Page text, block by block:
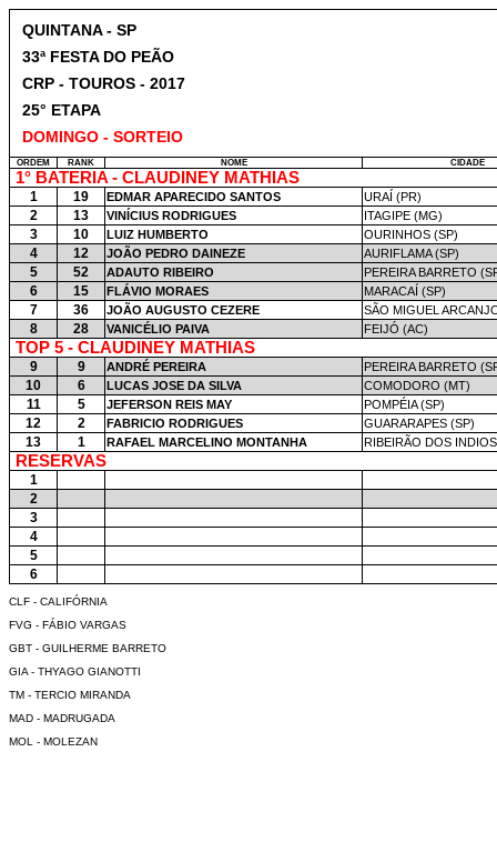
QUINTANA - SP
33ª FESTA DO PEÃO
CRP - TOUROS - 2017
25° ETAPA
DOMINGO - SORTEIO
ORDEM RANK NOME CIDADE
1° BATERIA - CLAUDINEY MATHIAS
1 19 EDMAR APARECIDO SANTOS URAÍ (PR)
2 13 VINÍCIUS RODRIGUES ITAGIPE (MG)
3 10 LUIZ HUMBERTO OURINHOS (SP)
4 12 JOÃO PEDRO DAINEZE AURIFLAMA (SP)
5 52 ADAUTO RIBEIRO PEREIRA BARRETO
6 15 FLÁVIO MORAES MARACAÍ (SP)
7 36 JOÃO AUGUSTO CEZERE SÃO MIGUEL
8 28 VANICÉLIO PAIVA FEIJÓ (AC)
TOP 5 - CLAUDINEY MATHIAS
9 9 ANDRÉ PEREIRA PEREIRA BARRETO
10 6 LUCAS JOSE DA SILVA COMODORO (MT)
11 5 JEFERSON REIS MAY POMPÉIA (SP)
12 2 FABRICIO RODRIGUES GUARARAPES (SP)
13 1 RAFAEL MARCELINO MONTANHA RIBEIRÃO DOS
RESERVAS
1
2
3
4
5
6
CLF - CALIFÓRNIA
FVG - FÁBIO VARGAS
GBT - GUILHERME BARRETO
GIA - THYAGO GIANOTTI
TM - TERCIO MIRANDA
MAD - MADRUGADA
MOL - MOLEZAN